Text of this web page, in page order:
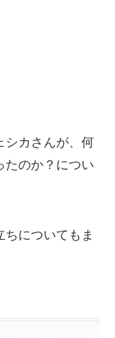
シカさんが、何
たのか？につい
ちについてもま